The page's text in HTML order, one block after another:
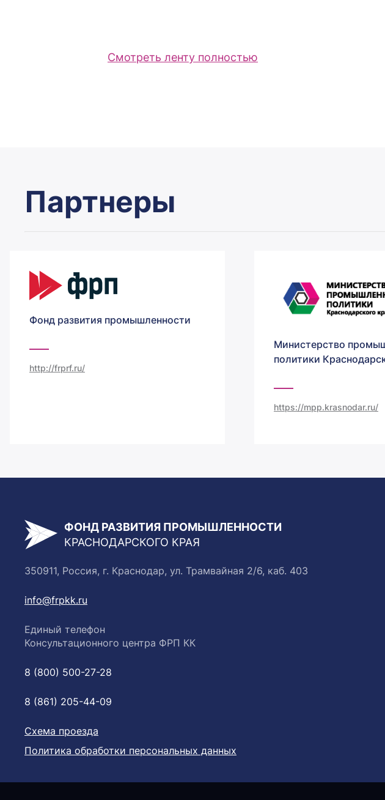
Смотреть ленту полностью
Партнеры
Фонд развития промышленности
http://frprf.ru/
Министерство
политики
https://mpp.krasnodar.ru/
ФОНД РАЗВИТИЯ ПРОМЫШЛЕННОСТИ
КРАСНОДАРСКОГО КРАЯ
350911, Россия, г. Краснодар, ул. Трамвайная 2/6, каб. 403
info@frpkk.ru
Единый телефон
Консультационного центра ФРП КК
8 (800) 500-27-28
8 (861) 205-44-09
Схема проезда
Политика обработки персональных данных